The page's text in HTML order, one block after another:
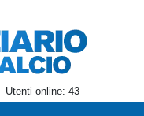
Utenti online: 43